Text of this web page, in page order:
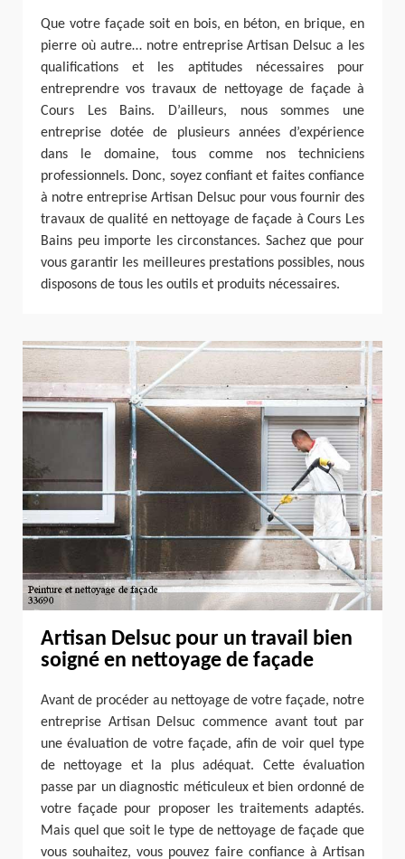
Que votre façade soit en bois, en béton, en brique, en
pierre où autre… notre entreprise Artisan Delsuc a les
qualifications et les aptitudes nécessaires pour
entreprendre vos travaux de nettoyage de façade à
Cours Les Bains. D’ailleurs, nous sommes une
entreprise dotée de plusieurs années d’expérience
dans le domaine, tous comme nos techniciens
professionnels. Donc, soyez confiant et faites confiance
à notre entreprise Artisan Delsuc pour vous fournir des
travaux de qualité en nettoyage de façade à Cours Les
Bains peu importe les circonstances. Sachez que pour
vous garantir les meilleures prestations possibles, nous
disposons de tous les outils et produits nécessaires.
Artisan Delsuc pour un travail bien
soigné en nettoyage de façade
Avant de procéder au nettoyage de votre façade, notre
entreprise Artisan Delsuc commence avant tout par
une évaluation de votre façade, afin de voir quel type
de nettoyage et la plus adéquat. Cette évaluation
passe par un diagnostic méticuleux et bien ordonné de
votre façade pour proposer les traitements adaptés.
Mais quel que soit le type de nettoyage de façade que
vous souhaitez, vous pouvez faire confiance à Artisan